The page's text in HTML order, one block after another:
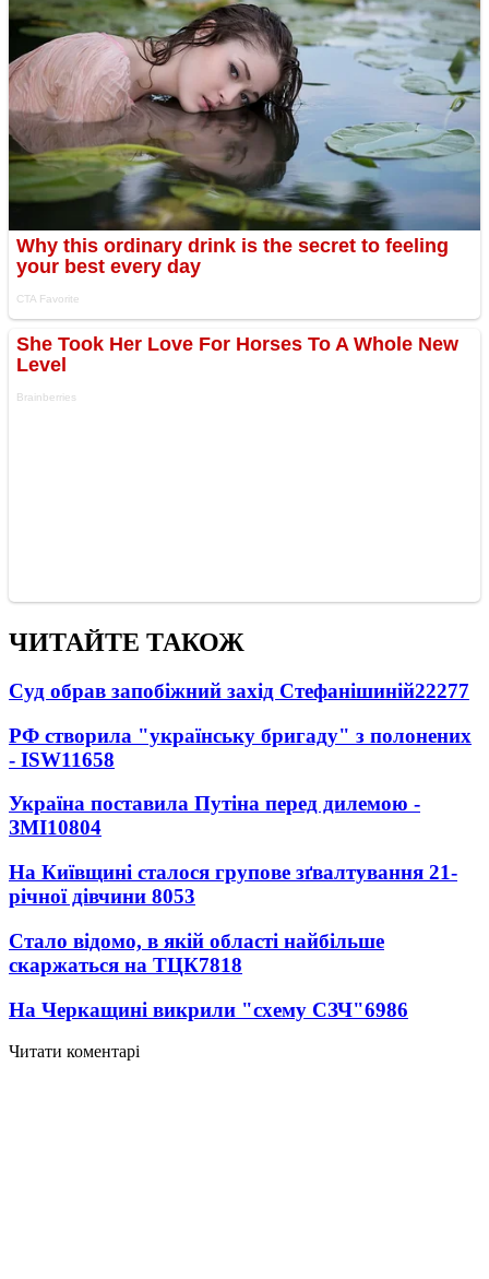
ЧИТАЙТЕ ТАКОЖ
Суд обрав запобіжний захід Стефанішиній22277
РФ створила "українську бригаду" з полонених
- ISW11658
Україна поставила Путіна перед дилемою -
ЗМІ10804
На Київщині сталося групове зґвалтування 21-
річної дівчини 8053
Стало відомо, в якій області найбільше
скаржаться на ТЦК7818
На Черкащині викрили "схему СЗЧ"6986
Читати коментарі